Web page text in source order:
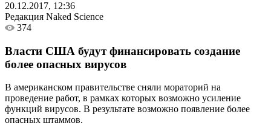
20.12.2017, 12:36
Редакция Naked Science
374
Власти США будут финансировать создание
более опасных вирусов
В американском правительстве сняли мораторий на
проведение работ, в рамках которых возможно усиление
функций вирусов. В результате возможно появление более
опасных штаммов.